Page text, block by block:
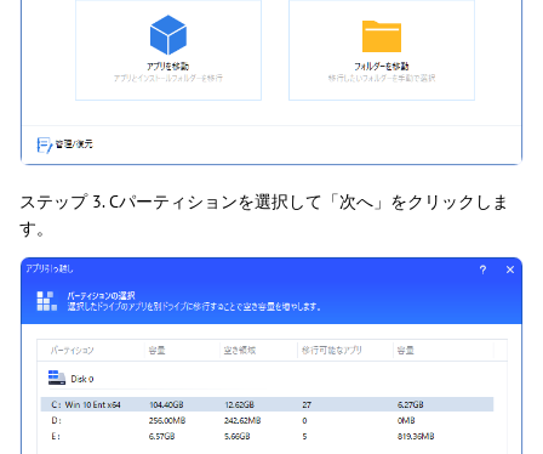
ステップ 3. Cパーティションを選択して「次へ」をクリックしま
す。